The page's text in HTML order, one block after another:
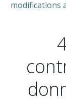
modifications